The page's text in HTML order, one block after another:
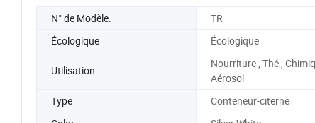
N° de Modèle. TR
Écologique
Écologique
Utilisation
Nourriture , Thé ,
Aérosol
Type Conteneur-citerne